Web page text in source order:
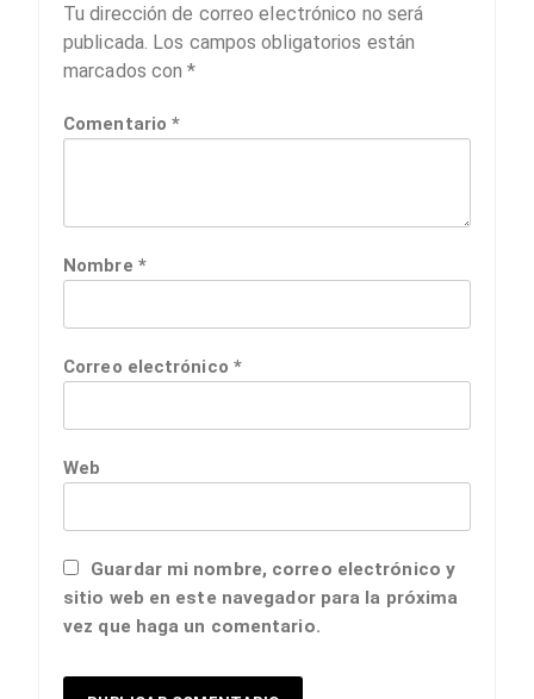
Tu dirección de correo electrónico no será
publicada. Los campos obligatorios están
marcados con*
Comentario*
Nombre *
Correo electrónico *
Web
Guardar mi nombre, correo electrónico y
sitio web en este navegador para la próxima
vez que haga un comentario.